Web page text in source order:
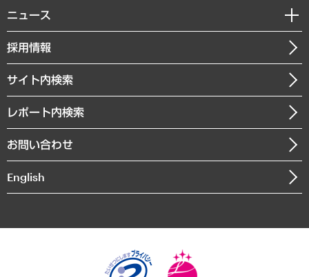
共生・ダイバーシティ
GRC（ガバナンス・リスク・コンプライアンス）・防災（政策）
経済・産業・雇用・労働
まちづくり・観光・交通・スポーツ・スマートシティ
自然資源・農林水産業・食料システム
経営用語集
受託・受注実績（官公庁関連）
メディア掲載・出演
受託案件情報
私たちの想い
社長メッセージ
会社概要
沿革
組織図・本部部室紹介
インドネシア現地法人
個人情報保護方針
ニュース
ニュースリリース
お知らせ
採用情報
サイト内検索
レポート内検索
お問い合わせ
English